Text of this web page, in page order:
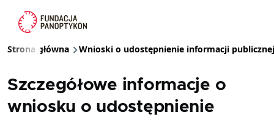
Ścieżka nawigacyjna
Strona główna Wnioski o udostępnienie informacji publicznej
Szczegółowe informacje o
wniosku o udostępnienie